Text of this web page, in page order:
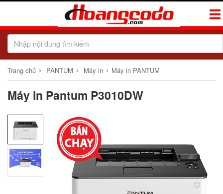
Trang chủ › PANTUM › Máy in › Máy in PANTUM
Máy in Pantum P3010DW